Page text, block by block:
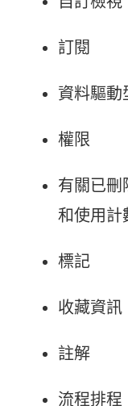
訂閱
資料驅動
權限
有關已刪
和使用計
標記
收藏資訊
註解
流程排程